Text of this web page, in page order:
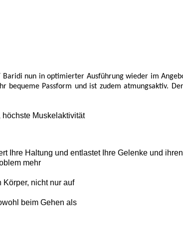
nun in optimierter Ausführung wieder im
Passform und ist zudem atmungsaktiv.
Muskelaktivität
Ihre Haltung und entlastet Ihre Gelenke und
mehr
Körper, nicht nur auf
beim Gehen als